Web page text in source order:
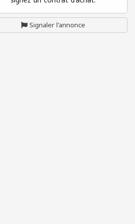
Signaler l'annonce